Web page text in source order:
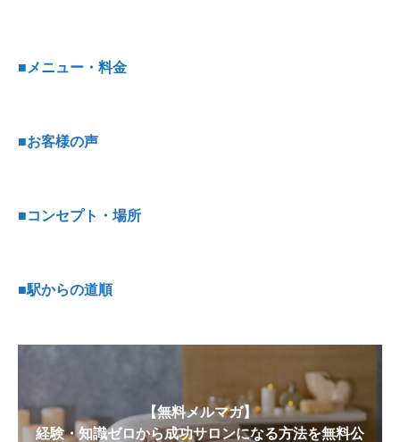
■メニュー・料金
■お客様の声
■コンセプト・場所
■駅からの道順
【無料メルマガ】
経験・知識ゼロから成功サロンになる方法を無料公